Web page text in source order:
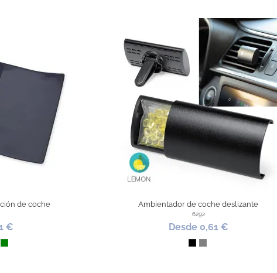
de coche
€
Oscuro
Verde
Ambientador de coche deslizante
6292
Desde 0,61 €
Negro
Gris